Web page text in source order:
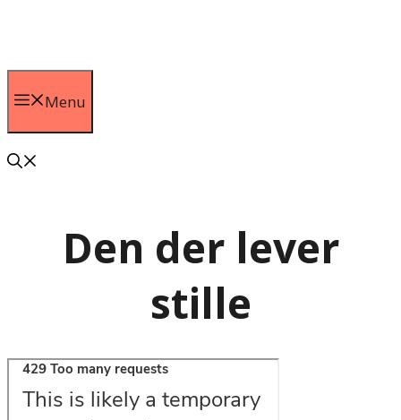
Menu
Den der lever
stille